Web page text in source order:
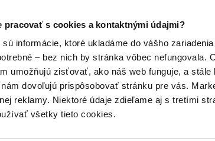
pracovať s cookies a kontaktnými údajmi?
sú informácie, ktoré ukladáme do vášho
– bez nich by stránka vôbec nefungovala.
umožňujú zisťovať, ako náš web funguje, a
dovoľujú prispôsobovať stránku pre vás.
reklamy. Niektoré údaje zdieľame aj s tretími
všetky tieto cookies.
Doplnky
E. W. Crawford